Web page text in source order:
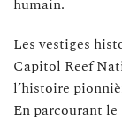
Les vestiges
Capitol Reef
l’histoire
En parcourant